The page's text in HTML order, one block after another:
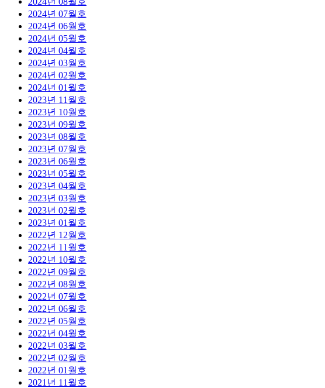
2024년 07월호
2024년 06월호
2024년 05월호
2024년 04월호
2024년 03월호
2024년 02월호
2024년 01월호
2023년 11월호
2023년 10월호
2023년 09월호
2023년 08월호
2023년 07월호
2023년 06월호
2023년 05월호
2023년 04월호
2023년 03월호
2023년 02월호
2023년 01월호
2022년 12월호
2022년 11월호
2022년 10월호
2022년 09월호
2022년 08월호
2022년 07월호
2022년 06월호
2022년 05월호
2022년 04월호
2022년 03월호
2022년 02월호
2022년 01월호
2021년 11월호